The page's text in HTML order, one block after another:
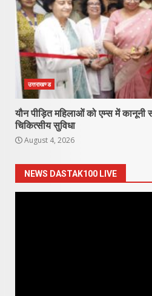
उत्तराखण्ड
यौन पीड़ित महिलाओं को एम्स में कानूनी
चिकित्सीय सुविधा
August 4, 2026
NEWS DASTAK100 LIVE